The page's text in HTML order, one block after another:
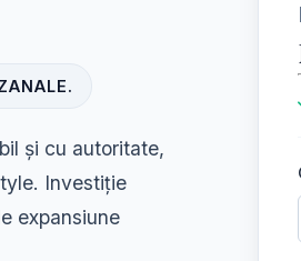
și cu autoritate,
Investiție
expansiune